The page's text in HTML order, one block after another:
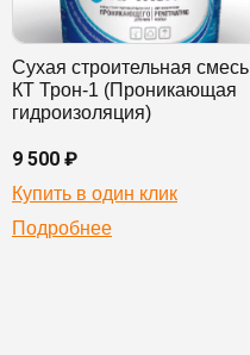
Сухая строительная смесь
КТ Трон-1 (Проникающая
гидроизоляция)
9 500 ₽
Купить в один клик
Подробнее